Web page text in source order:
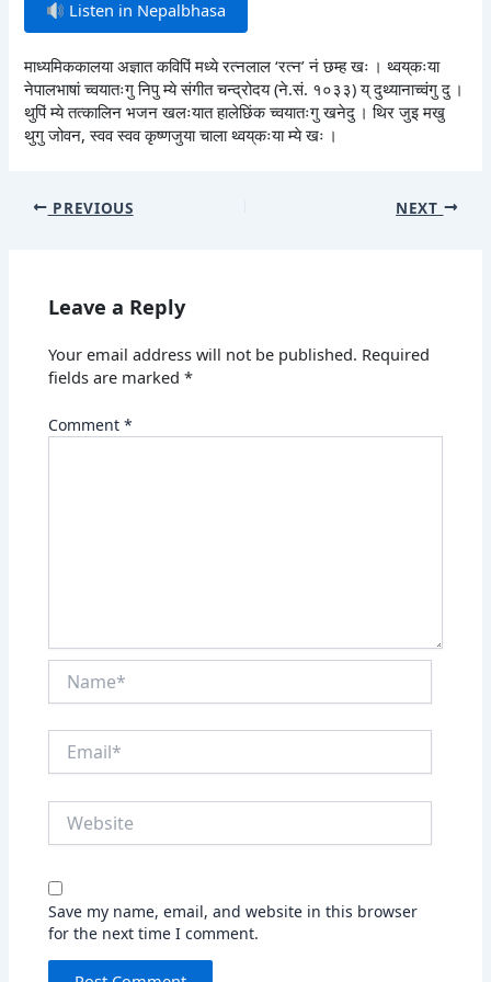
Listen in Nepalbhasa
माध्यमिककालया अज्ञात कविपिं मध्ये रत्नलाल ‘रत्न’ नं छम्ह खः । थ्वय्‌कःया
नेपालभाषां च्वयातःगु निपु म्ये संगीत चन्द्रोदय (ने.सं. १०३३) य् दुथ्यानाच्वंगु दु ।
थुपिं म्ये तत्कालिन भजन खलःयात हालेछिंक च्वयातःगु खनेदु । थिर जुइ मखु
थुगु जोवन, स्वव स्वव कृष्णजुया चाला थ्वय्‌कःया म्ये खः ।
PREVIOUS NEXT
Leave a Reply
Your email address will not be published. Required
fields are marked*
Comment*
Save my name, email, and website in this browser
for the next time I comment.